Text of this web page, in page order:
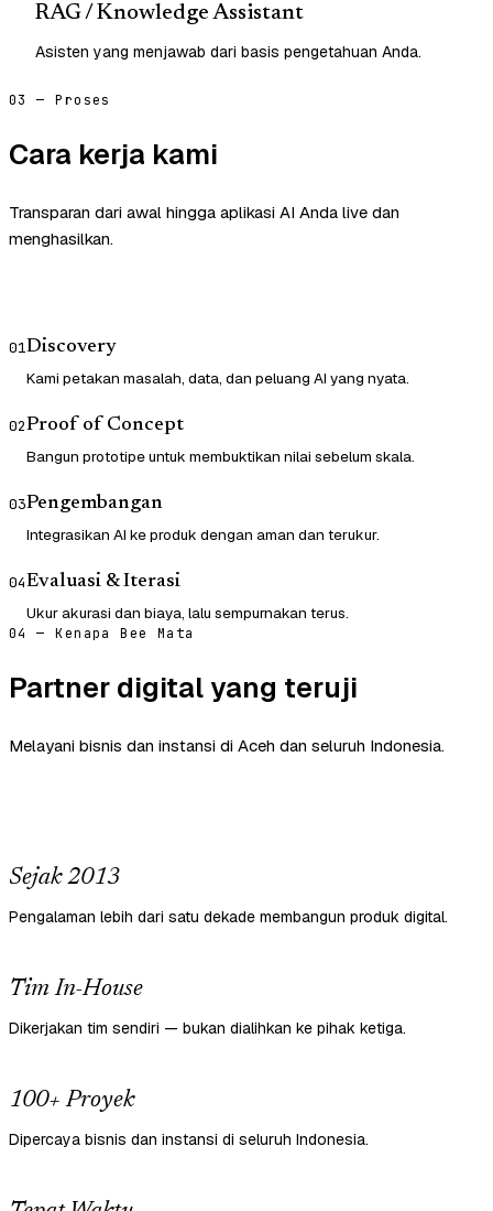
RAG / Knowledge Assistant
Asisten yang menjawab dari basis pengetahuan Anda.
03 — Proses
Cara kerja kami
Transparan dari awal hingga aplikasi AI Anda live dan
menghasilkan.
01Discovery
Kami petakan masalah, data, dan peluang AI yang nyata.
02Proof of Concept
Bangun prototipe untuk membuktikan nilai sebelum skala.
03Pengembangan
Integrasikan AI ke produk dengan aman dan terukur.
04Evaluasi & Iterasi
Ukur akurasi dan biaya, lalu sempurnakan terus.
04 — Kenapa Bee Mata
Partner digital yang teruji
Melayani bisnis dan instansi di Aceh dan seluruh Indonesia.
Sejak 2013
Pengalaman lebih dari satu dekade membangun produk digital.
Tim In-House
Dikerjakan tim sendiri — bukan dialihkan ke pihak ketiga.
100+ Proyek
Dipercaya bisnis dan instansi di seluruh Indonesia.